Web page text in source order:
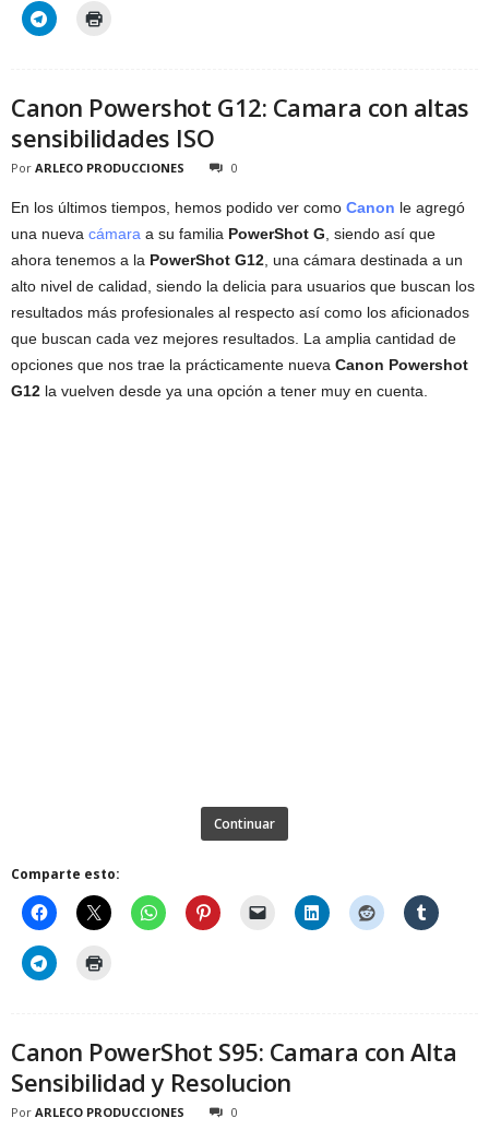
Canon Powershot G12: Camara con altas
sensibilidades ISO
Por ARLECO PRODUCCIONES 0
En los últimos tiempos, hemos podido ver como Canon le agregó
una nueva cámara a su familia PowerShot G , siendo así que
ahora tenemos a la PowerShot G12 , una cámara destinada a un
alto nivel de calidad, siendo la delicia para usuarios que buscan los
resultados más profesionales al respecto así como los aficionados
que buscan cada vez mejores resultados. La amplia cantidad de
opciones que nos trae la prácticamente nueva Canon Powershot
G12 la vuelven desde ya una opción a tener muy en cuenta.
Continuar
Comparte esto:
Canon PowerShot S95: Camara con Alta
Sensibilidad y Resolucion
Por ARLECO PRODUCCIONES 0